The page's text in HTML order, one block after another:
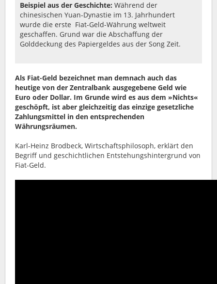
Beispiel aus der Geschichte: Während der
chinesischen Yuan-Dynastie im 13. Jahrhundert
wurde die erste Fiat-Geld-Währung weltweit
geschaffen. Grund war die Abschaffung der
Golddeckung des Papiergeldes aus der Song Zeit.
Als Fiat-Geld bezeichnet man demnach auch das
heutige von der Zentralbank ausgegebene Geld wie
Euro oder Dollar. Im Grunde wird es aus dem »Nichts«
geschöpft, ist aber gleichzeitig das einzige gesetzliche
Zahlungsmittel in den entsprechenden
Währungsräumen.
Karl-Heinz Brodbeck, Wirtschaftsphilosoph, erklärt den
Begriff und geschichtlichen Entstehungshintergrund von
Fiat-Geld.